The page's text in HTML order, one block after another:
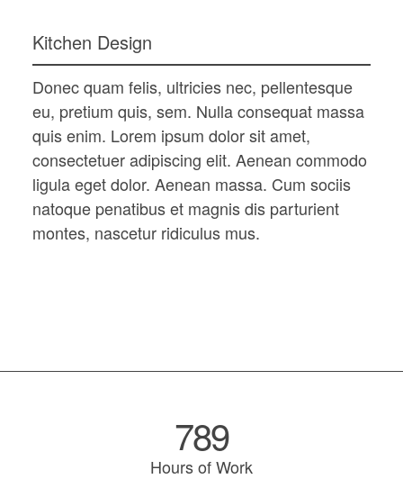
Kitchen Design
Donec quam felis, ultricies nec, pellentesque
eu, pretium quis, sem. Nulla consequat massa
quis enim. Lorem ipsum dolor sit amet,
consectetuer adipiscing elit. Aenean commodo
ligula eget dolor. Aenean massa. Cum sociis
natoque penatibus et magnis dis parturient
montes, nascetur ridiculus mus.
789
Hours of Work